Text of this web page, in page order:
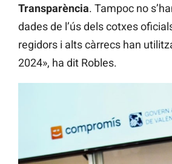
Transparència. Tampoc no
dades de l’ús dels cotxes
regidors i alts càrrecs han
2024», ha dit Robles.